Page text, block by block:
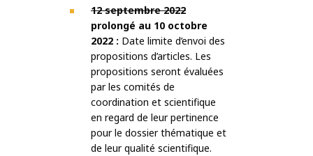
12 septembre 2022
prolongé au 10 octobre
2022 : Date limite d’envoi des
propositions d’articles. Les
propositions seront évaluées
par les comités de
coordination et scientifique
en regard de leur pertinence
pour le dossier thématique et
de leur qualité scientifique.